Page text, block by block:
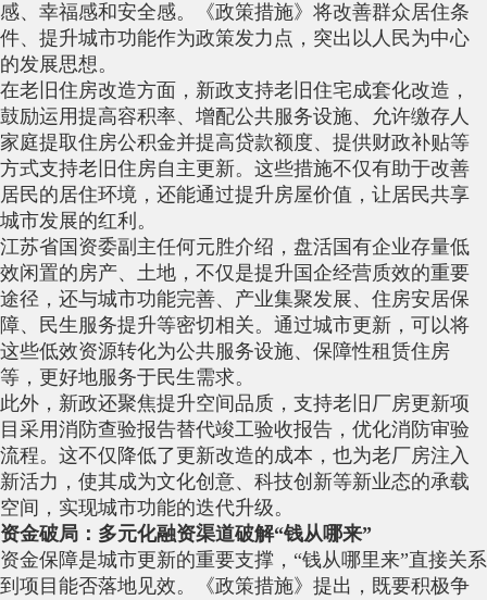
感、幸福感和安全感。《政策措施》将改善群众居住条
件、提升城市功能作为政策发力点，突出以人民为中心
的发展思想。
在老旧住房改造方面，新政支持老旧住宅成套化改造，
鼓励运用提高容积率、增配公共服务设施、允许缴存人
家庭提取住房公积金并提高贷款额度、提供财政补贴等
方式支持老旧住房自主更新。这些措施不仅有助于改善
居民的居住环境，还能通过提升房屋价值，让居民共享
城市发展的红利。
江苏省国资委副主任何元胜介绍，盘活国有企业存量低
效闲置的房产、土地，不仅是提升国企经营质效的重要
途径，还与城市功能完善、产业集聚发展、住房安居保
障、民生服务提升等密切相关。通过城市更新，可以将
这些低效资源转化为公共服务设施、保障性租赁住房
等，更好地服务于民生需求。
此外，新政还聚焦提升空间品质，支持老旧厂房更新项
目采用消防查验报告替代竣工验收报告，优化消防审验
流程。这不仅降低了更新改造的成本，也为老厂房注入
新活力，使其成为文化创意、科技创新等新业态的承载
空间，实现城市功能的迭代升级。
资金破局：多元化融资渠道破解“钱从哪来”
资金保障是城市更新的重要支撑，“钱从哪里来”直接关系
到项目能否落地见效。《政策措施》提出，既要积极争